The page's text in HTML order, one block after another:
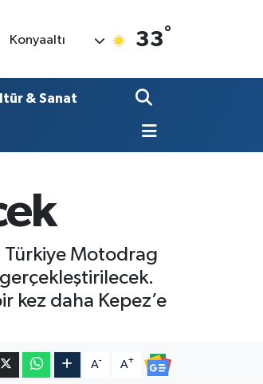
Konyaaltı 33°
& Sanat
Türkiye Motodrag
gerçekleştirilecek.
kez daha Kepez’e
A- A+